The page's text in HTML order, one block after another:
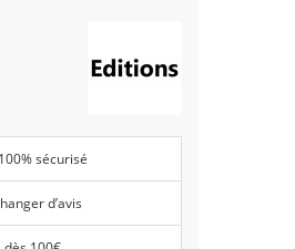
sécurisé
d’avis